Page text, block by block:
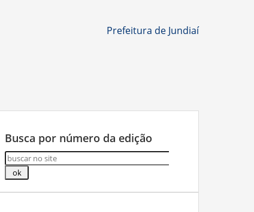
Prefeitura de Jundiaí
Busca por número da edição